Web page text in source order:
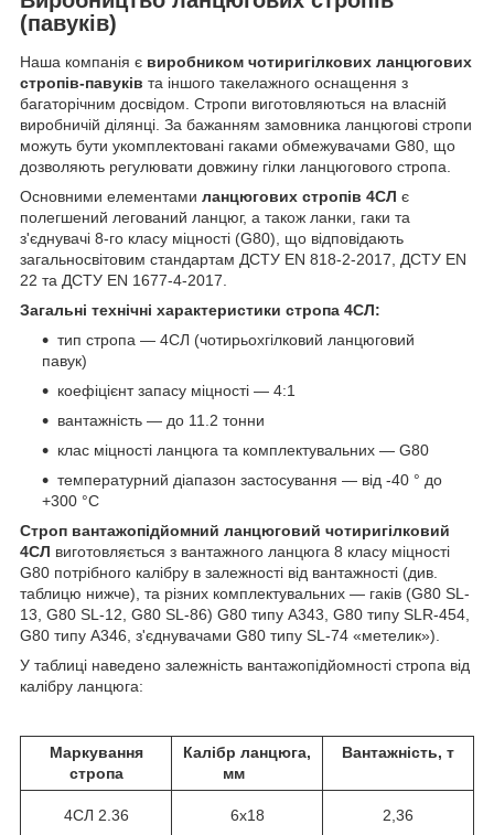
(павуків)
Наша компанія є виробником чотиригілкових ланцюгових
стропів-павуків та іншого такелажного оснащення з
багаторічним досвідом. Стропи виготовляються на власній
виробничій ділянці. За бажанням замовника ланцюгові стропи
можуть бути укомплектовані гаками обмежувачами G80, що
дозволяють регулювати довжину гілки ланцюгового стропа.
Основними елементами ланцюгових стропів 4СЛ є
полегшений легований ланцюг, а також ланки, гаки та
з'єднувачі 8-го класу міцності (G80), що відповідають
загальносвітовим стандартам ДСТУ EN 818-2-2017, ДСТУ EN
22 та ДСТУ EN 1677-4-2017.
Загальні технічні характеристики стропа 4СЛ:
тип стропа — 4СЛ (чотирьохгілковий ланцюговий
павук)
коефіцієнт запасу міцності — 4:1
вантажність — до 11.2 тонни
клас міцності ланцюга та комплектувальних — G80
температурний діапазон застосування — від -40 ° до
+300 °С
Строп вантажопідйомний ланцюговий чотиригілковий
4СЛ виготовляється з вантажного ланцюга 8 класу міцності
G80 потрібного калібру в залежності від вантажності (див.
таблицю нижче), та різних комплектувальних — гаків (G80 SL-
13, G80 SL-12, G80 SL-86) G80 типу A343, G80 типу SLR-454,
G80 типу А346, з'єднувачами G80 типу SL-74 «метелик»).
У таблиці наведено залежність вантажопідйомності стропа від
калібру ланцюга:
Маркування
стропа
Калібр ланцюга,
мм
Вантажність, т
4СЛ 2.36 6х18 2,36